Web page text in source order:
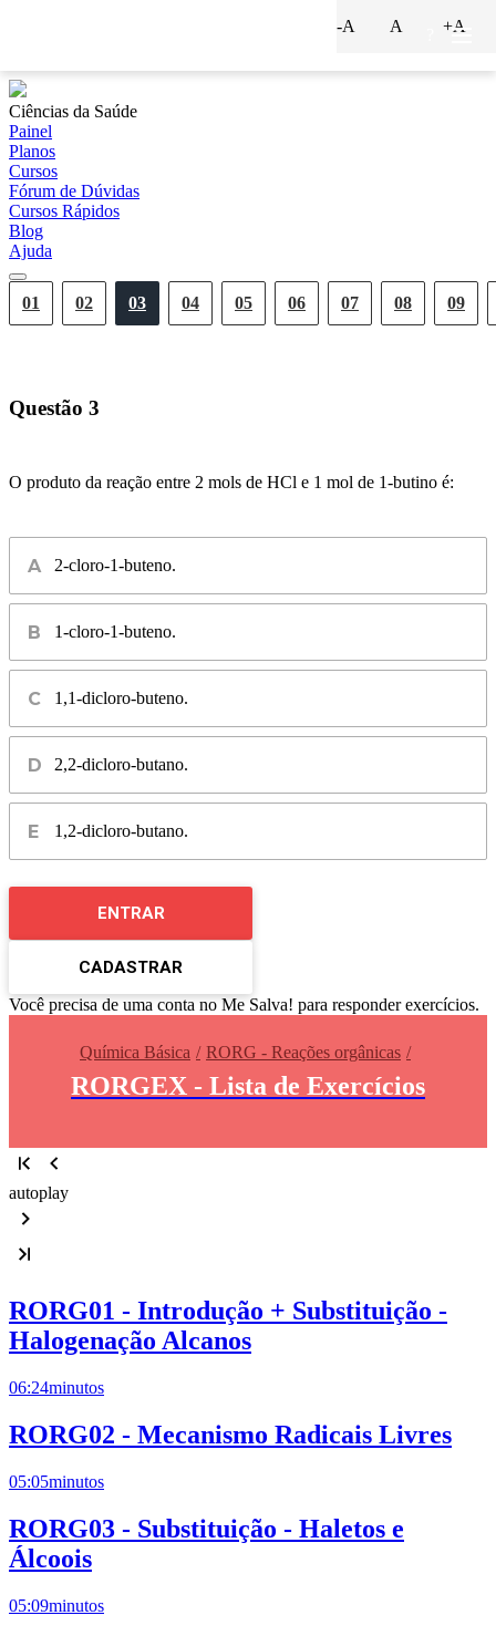
Ciências da Saúde
Painel
Planos
Cursos
Fórum de Dúvidas
Cursos Rápidos
Blog
Ajuda
01 02 03 04 05 06 07 08 09
-A A +A
Questão 3
O produto da reação entre 2 mols de HCl e 1 mol de 1-butino é:
2-cloro-1-buteno.
1-cloro-1-buteno.
1,1-dicloro-buteno.
2,2-dicloro-butano.
1,2-dicloro-butano.
ENTRAR
CADASTRAR
Você precisa de uma conta no Me Salva! para responder exercícios.
Química Básica RORG - Reações orgânicas
RORGEX - Lista de Exercícios
autoplay
RORG01 - Introdução + Substituição -
Halogenação Alcanos
06:24minutos
RORG02 - Mecanismo Radicais Livres
05:05minutos
RORG03 - Substituição - Haletos e
Álcoois
05:09minutos